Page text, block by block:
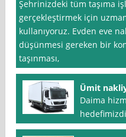
Şehrinizdeki tüm taşıma
gerçekleştirmek için
kullanıyoruz. Evden eve
düşünmesi gereken bir
taşınması,
Ümit
Daima